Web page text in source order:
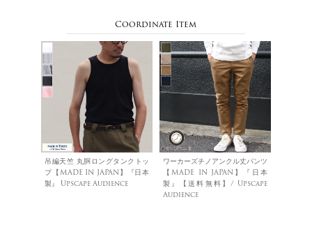
Coordinate Item
吊編天竺 丸胴ロングタンクトッ
プ【MADE IN JAPAN】『日本
製』 Upscape Audience
ワーカーズチノアンクル丈パンツ
【MADE IN JAPAN】『日本
製』【送料無料】/ Upscape
Audience